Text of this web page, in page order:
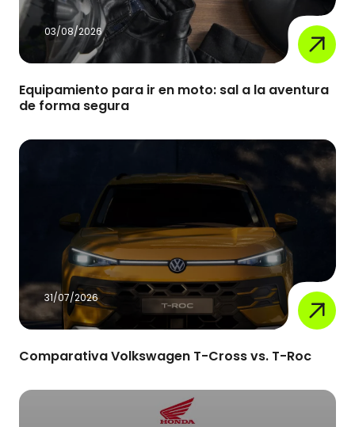
03/08/2026
Equipamiento para ir en moto: sal a la aventura
de forma segura
31/07/2026
Comparativa Volkswagen T-Cross vs. T-Roc